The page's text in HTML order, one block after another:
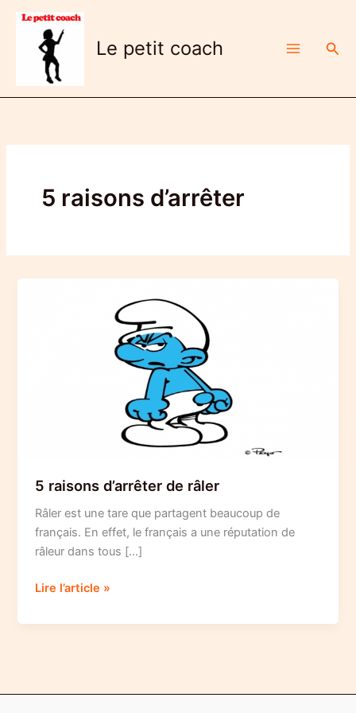
Aller
contenu
Le petit coach
5 raisons d’arrêter
5 raisons d’arrêter de râler
Râler est une tare que partagent beaucoup de
français. En effet, le français a une réputation de
râleur dans tous […]
5
d’arrêter
Lire l’article »